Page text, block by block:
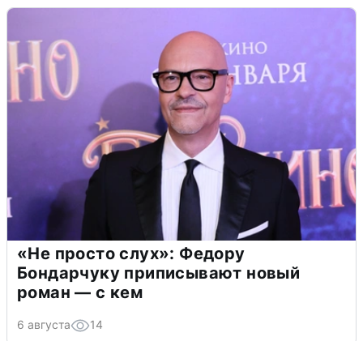
«Не просто слух»: Федору
Бондарчуку приписывают новый
роман — с кем
6 августа 14